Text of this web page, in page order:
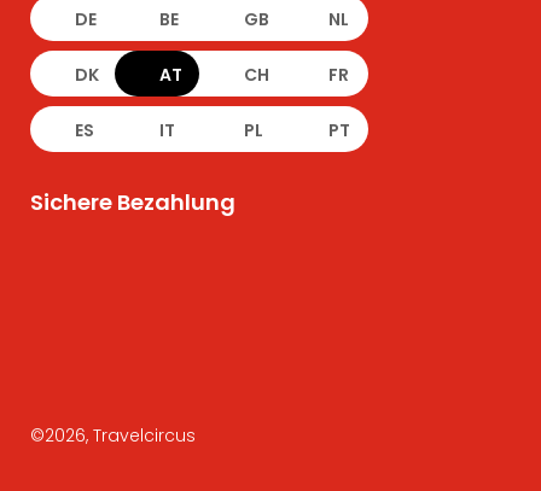
DE BE GB NL
DK AT CH FR
ES IT PL PT
Sichere Bezahlung
©2026, Travelcircus